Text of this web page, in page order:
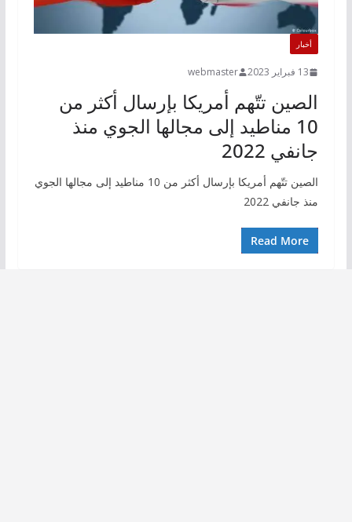
أخبار
13 فبراير 2023 webmaster
الصين تتّهم أمريكا بإرسال أكثر من
10 مناطيد إلى مجالها الجوي منذ
جانفي 2022
الصين تتّهم أمريكا بإرسال أكثر من 10 مناطيد إلى مجالها الجوي
منذ جانفي 2022
Read More